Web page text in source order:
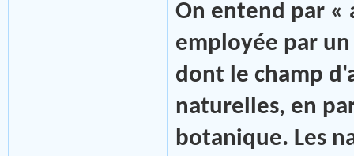
On entend par «
employée par
dont le champ
naturelles, en
botanique. Les